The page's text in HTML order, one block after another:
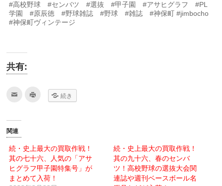
#高校野球 #センバツ #選抜 #甲子園 #アサヒグラフ #PL
学園 #原辰徳 #野球雑誌 #野球 #雑誌 #神保町 #jimbocho
#神保町ヴィンテージ
共有:
て
メ
ー
ル
で
送
信
(新
し
い
ウ
ィ
ン
ド
ウ
続き
関連
続・史上最大の買取作戦！
其の七十六、人気の「アサ
ヒグラフ甲子園特集号」が
まとめて入荷！
続・史上最大の買取作戦！
其の九十六、春のセンバ
ツ！高校野球の選抜大会関
連誌や週刊ベースボール名